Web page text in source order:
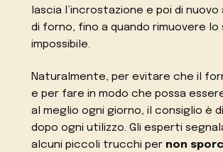
lascia l’incrostazione e poi di nuovo
di forno, fino a quando rimuovere lo
impossibile.
Naturalmente, per evitare che il
e per fare in modo che possa
al meglio ogni giorno, il consiglio è
dopo ogni utilizzo. Gli esperti
alcuni piccoli trucchi per non